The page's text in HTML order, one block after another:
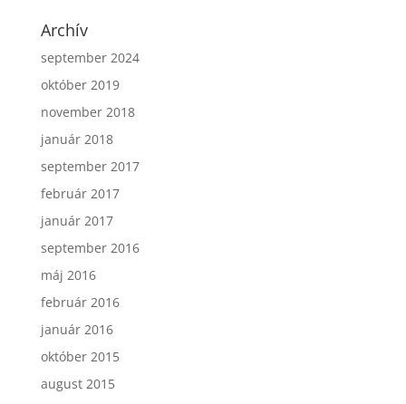
Archív
september 2024
október 2019
november 2018
január 2018
september 2017
február 2017
január 2017
september 2016
máj 2016
február 2016
január 2016
október 2015
august 2015